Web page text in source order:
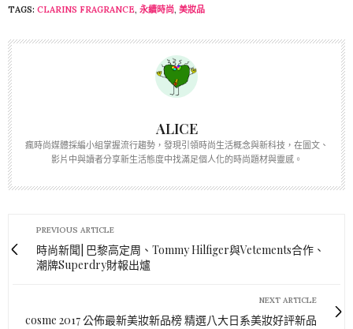
TAGS: CLARINS FRAGRANCE, 永續時尚, 美妝品
ALICE
瘋時尚媒體採編小組掌握流行趨勢，發現引領時尚生活概念與新科技，在圖文、
影片中與讀者分享新生活態度中找滿足個人化的時尚題材與靈感。
PREVIOUS ARTICLE
時尚新聞| 巴黎高定周、Tommy Hilfiger與Vetements合作、
潮牌Superdry財報出爐
NEXT ARTICLE
cosme 2017 公佈最新美妝新品榜 精選八大日系美妝好評新品